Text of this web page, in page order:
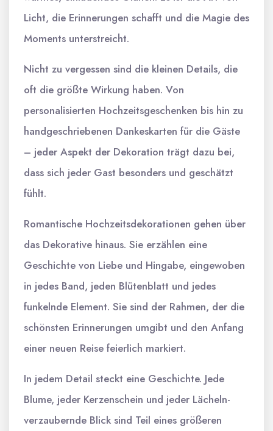
Licht, die Erinnerungen schafft und die Magie des
Moments unterstreicht.
Nicht zu vergessen sind die kleinen Details, die
oft die größte Wirkung haben. Von
personalisierten Hochzeitsgeschenken bis hin zu
handgeschriebenen Dankeskarten für die Gäste
– jeder Aspekt der Dekoration trägt dazu bei,
dass sich jeder Gast besonders und geschätzt
fühlt.
Romantische Hochzeitsdekorationen gehen über
das Dekorative hinaus. Sie erzählen eine
Geschichte von Liebe und Hingabe, eingewoben
in jedes Band, jeden Blütenblatt und jedes
funkelnde Element. Sie sind der Rahmen, der die
schönsten Erinnerungen umgibt und den Anfang
einer neuen Reise feierlich markiert.
In jedem Detail steckt eine Geschichte. Jede
Blume, jeder Kerzenschein und jeder Lächeln-
verzaubernde Blick sind Teil eines größeren